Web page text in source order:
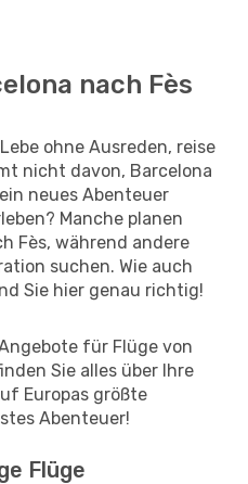
nach Fès
ohne Ausreden, reise
nicht davon, Barcelona
neues Abenteuer
Manche planen
Fès, während andere
suchen. Wie auch
Sie hier genau richtig!
für Flüge von
Sie alles über Ihre
Europas größte
Abenteuer!
Flüge